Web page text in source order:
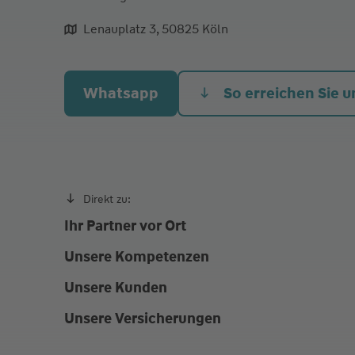
aliqua culpa cillum ullamco
Lenauplatz 3, 50825 Köln
Whatsapp So erreichen Sie
Direkt zu:
Ihr Partner vor Ort
Unsere Kompetenzen
Unsere Kunden
Unsere Versicherungen